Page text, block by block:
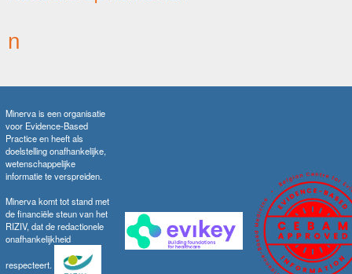
n
Minerva is een organisatie
voor Evidence-Based
Practice en heeft als
doelstelling onafhankelijke,
wetenschappelijke
informatie te verspreiden.
Minerva komt tot stand met
de financiële steun van het
RIZIV, dat de redactionele
onafhankelijkheid
respecteert.